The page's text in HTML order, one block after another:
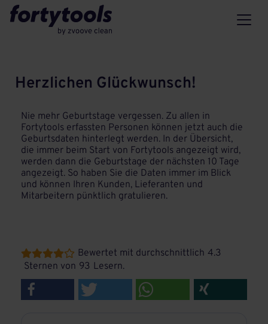
Herzlichen Glückwunsch!
Nie mehr Geburtstage vergessen. Zu allen in
Fortytools erfassten Personen können jetzt auch die
Geburtsdaten hinterlegt werden. In der Übersicht,
die immer beim Start von Fortytools angezeigt wird,
werden dann die Geburtstage der nächsten 10 Tage
angezeigt. So haben Sie die Daten immer im Blick
und können Ihren Kunden, Lieferanten und
Mitarbeitern pünktlich gratulieren.
 Bewertet mit durchschnittlich 4.3
Sternen von 93 Lesern.